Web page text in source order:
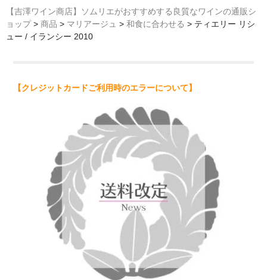
【吉澤ワイン商店】ソムリエがおすすめする良質なワインの通販シ
ョップ> 商品 > マリアージュ > 和食に合わせる > ティエリー リシ
ュー / イランシー 2010
【クレジットカードご利用時のエラーについて】